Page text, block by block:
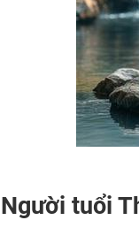
Người tuổi